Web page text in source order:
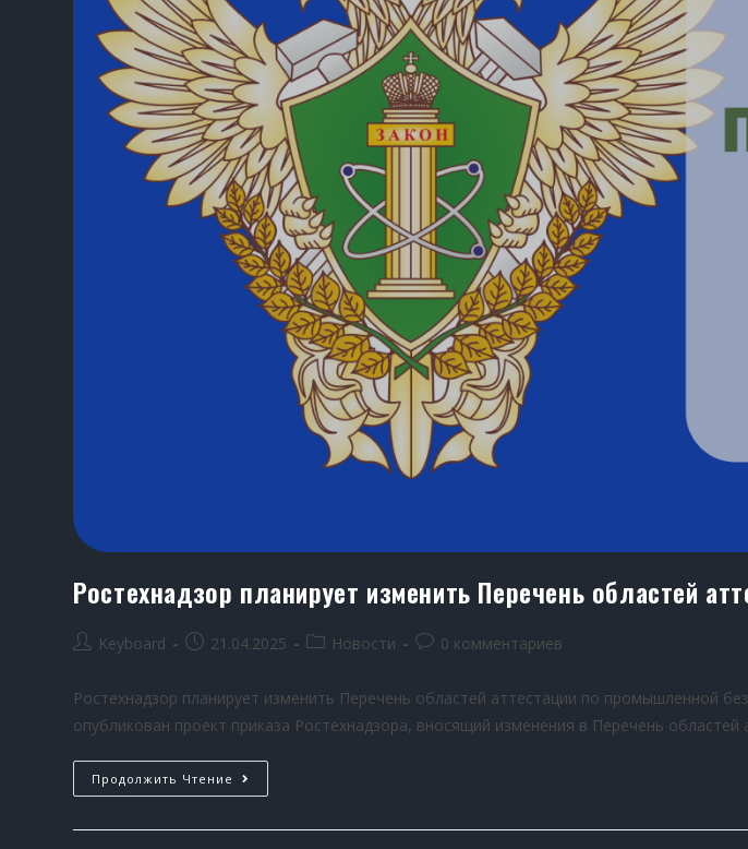
Ростехнадзор планирует изменить Перечень областей
Keyboard 21.04.2025 Новости 0 комментариев
Ростехнадзор планирует изменить Перечень областей аттестации по промышленной
опубликован проект приказа Ростехнадзора, вносящий изменения в Перечень
Продолжить Чтение